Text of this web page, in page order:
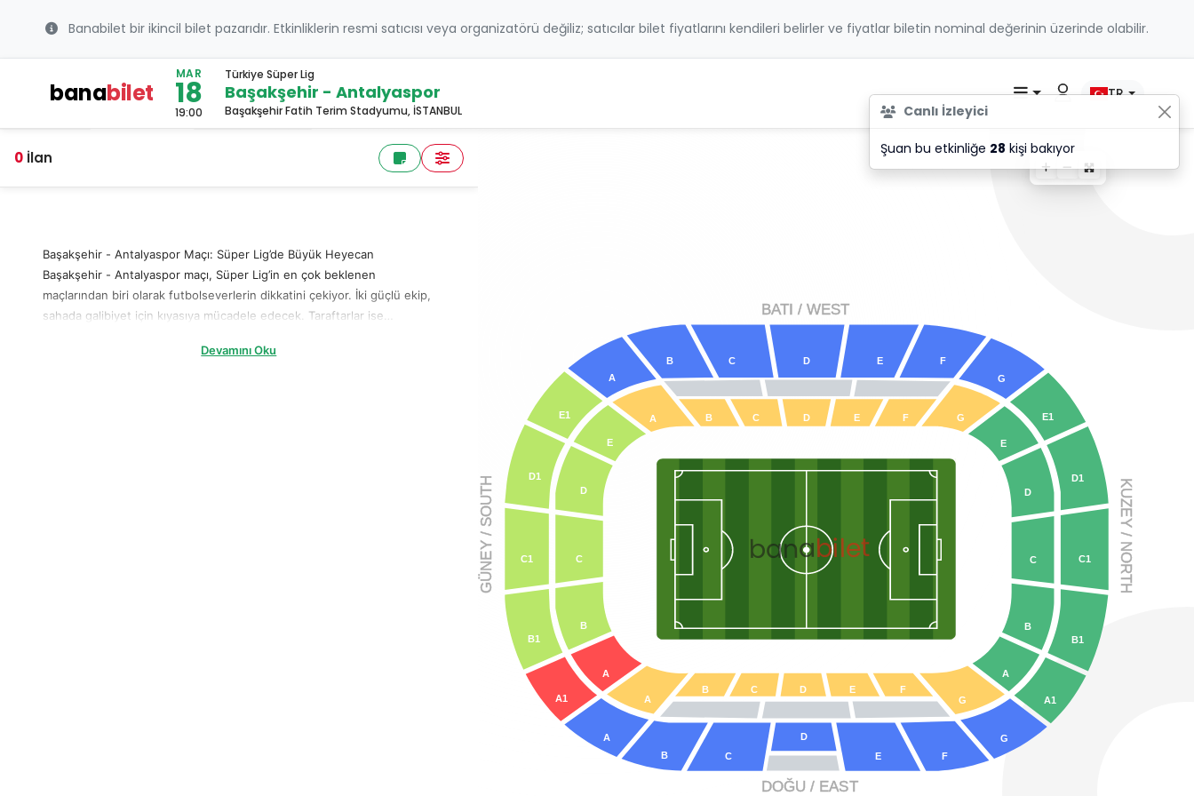
Banabilet bir ikincil bilet pazarıdır. Etkinliklerin resmi satıcısı veya organizatörü değiliz; satıcılar bilet fiyatlarını kendileri belirler ve fiyatlar biletin nominal değerinin üzerinde olabilir.
banabilet
MAR
18
19:00
Türkiye Süper Lig
Başakşehir - Antalyaspor
Başakşehir Fatih Terim Stadyumu, İSTANBUL
TR
0 İlan
Başakşehir - Antalyaspor Maçı: Süper Lig’de Büyük Heyecan
Başakşehir - Antalyaspor maçı, Süper Lig’in en çok beklenen
maçlarından biri olarak futbolseverlerin dikkatini çekiyor. İki güçlü ekip,
sahada galibiyet için kıyasıya mücadele edecek. Taraftarlar ise
kullanarak taraftar desteğiyle galibiyeti hedefliyor. Antalyaspor ise
Devamını Oku
BATI / WEST
DOĞU / EAST
GÜNE
Y
/ SOUTH KUZE
Y
/ NO
R
TH
banabilet
A
B C D E
F
G
A
B
C
D
E F
G
A B C D E F G
A
B C D E F
G
A
B
C
D
E
A1
B1
C1
D1
E1
A
A1
B
C
D
E
B1
C1
D1
E1
Canlı İzleyici
Şuan bu etkinliğe 28 kişi bakıyor